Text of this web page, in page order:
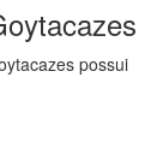
possui